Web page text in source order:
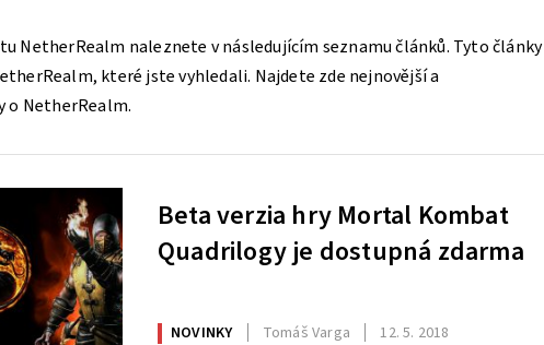
NetherRealm naleznete v následujícím seznamu článků. Tyto články
které jste vyhledali. Najdete zde nejnovější a
o NetherRealm.
Beta verzia hry Mortal Kombat
Quadrilogy je dostupná zdarma
NOVINKY Tomáš Varga 12. 5. 2018